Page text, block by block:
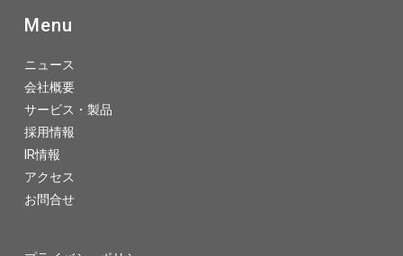
Menu
ニュース
会社概要
サービス・製品
採用情報
IR情報
アクセス
お問合せ